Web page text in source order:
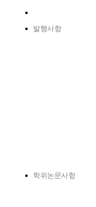
발행사항
학위논문사항